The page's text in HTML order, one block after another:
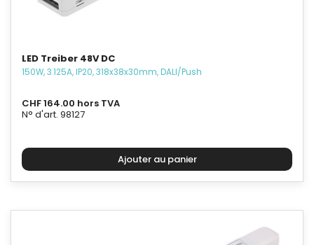
LED Treiber 48V DC
150W, 3.125A, IP20, 318x38x30mm, DALI/Push
CHF 164.00 hors TVA
N° d'art. 98127